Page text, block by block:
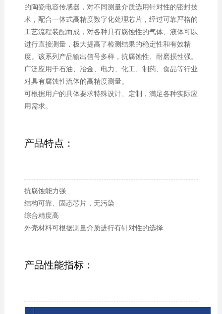
的陶瓷电容传感器，对不同测量介质选用针对性的密封技
术，配合一体式高精度数字化处理芯片，经过可靠严格的
工艺流程装配而成，对各种具有腐蚀性的气体、液体可以
进行直接测量，极大提高了检测结果的稳定性和有效精
度。该系列产品输出信号多样，抗腐蚀性、耐磨损性强。
广泛应用于石油、冶金、电力、化工、制药、食品等行业
对具有腐蚀性流体的高精度测量。
可根据用户的具体要求特殊设计、定制，满足各种实际应
用需求。
产品特点：
抗腐蚀能力强
结构可靠、固态芯片，无污染
综合精度高
外壳材料可根据测量介质进行有针对性的选择
产品性能指标：